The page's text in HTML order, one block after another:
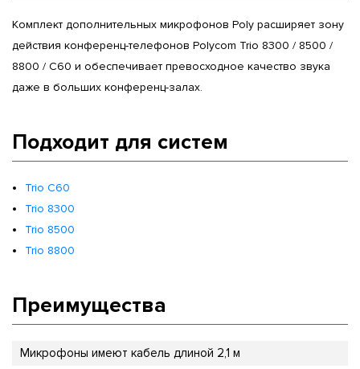
Комплект дополнительных микрофонов Poly расширяет зону
действия конференц-телефонов Polycom Trio 8300 / 8500 /
8800 / C60 и обеспечивает превосходное качество звука
даже в больших конференц-залах.
Подходит для систем
Trio C60
Trio 8300
Trio 8500
Trio 8800
Преимущества
Микрофоны имеют кабель длиной 2,1 м